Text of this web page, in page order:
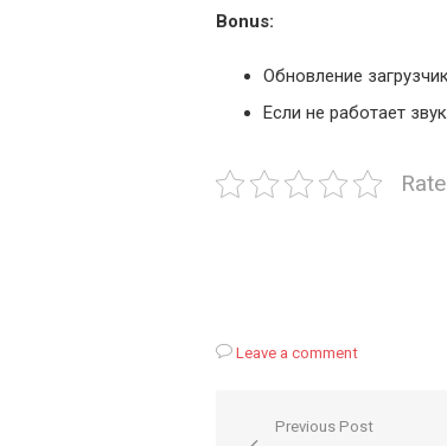
Bonus:
Обновление
Если не работает
Leave a comment
Навигация
Previous Post